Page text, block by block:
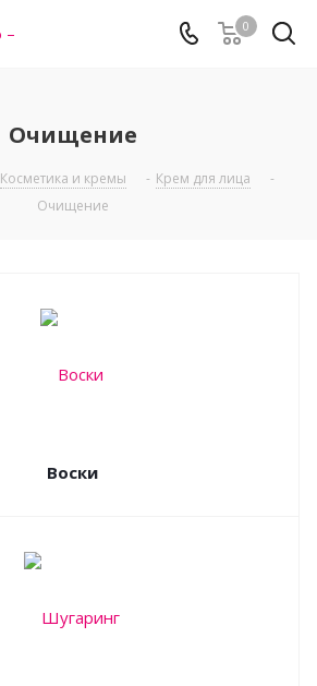
0
Очищение
Косметика и кремы - Крем для лица
-
Очищение
Воски